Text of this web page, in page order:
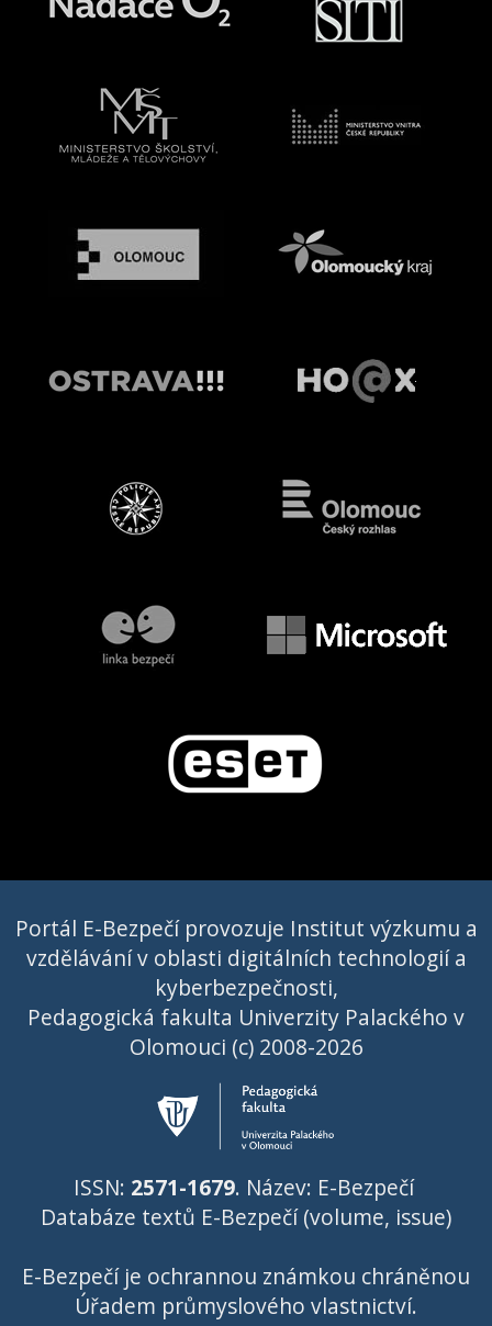
Portál E-Bezpečí provozuje Institut výzkumu a
vzdělávání v oblasti digitálních technologií a
kyberbezpečnosti,
Pedagogická fakulta Univerzity Palackého v
Olomouci (c) 2008-2026
ISSN: 2571-1679. Název: E-Bezpečí
Databáze textů E-Bezpečí (volume, issue)
E-Bezpečí je ochrannou známkou chráněnou
Úřadem průmyslového vlastnictví.